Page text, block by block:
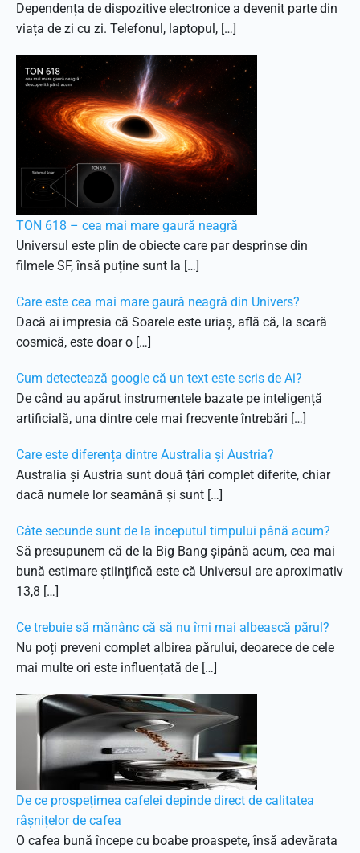
Dependența de dispozitive electronice a devenit parte din
viața de zi cu zi. Telefonul, laptopul, […]
TON 618 – cea mai mare gaură neagră
Universul este plin de obiecte care par desprinse din
filmele SF, însă puține sunt la […]
Care este cea mai mare gaură neagră din Univers?
Dacă ai impresia că Soarele este uriaș, află că, la scară
cosmică, este doar o […]
Cum detectează google că un text este scris de Ai?
De când au apărut instrumentele bazate pe inteligență
artificială, una dintre cele mai frecvente întrebări […]
Care este diferența dintre Australia și Austria?
Australia și Austria sunt două țări complet diferite, chiar
dacă numele lor seamănă și sunt […]
Câte secunde sunt de la începutul timpului până acum?
Să presupunem că de la Big Bang șipână acum, cea mai
bună estimare științifică este că Universul are aproximativ
13,8 […]
Ce trebuie să mănânc că să nu îmi mai albească părul?
Nu poți preveni complet albirea părului, deoarece de cele
mai multe ori este influențată de […]
De ce prospețimea cafelei depinde direct de calitatea
râșnițelor de cafea
O cafea bună începe cu boabe proaspete, însă adevărata